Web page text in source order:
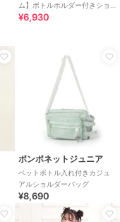
ム】ボトルホルダー付きショ
ルダーバッグ
¥6,930
ポンポネットジュニア
ペットボトル入れ付きカジュ
アルショルダーバッグ
¥8,690